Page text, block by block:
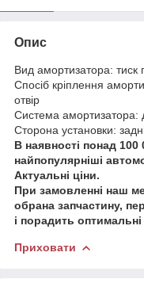
Опис
Вид амортизатора: тиск
Спосіб кріплення
отвір
Система амортизатора:
Сторона установки:
В наявності понад 100
найпопулярніші
Актуальні ціни.
При замовленні наш
обрана запчастину,
і порадить
Приховати